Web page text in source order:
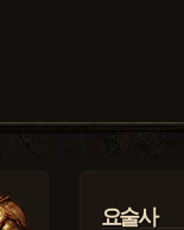
요술사